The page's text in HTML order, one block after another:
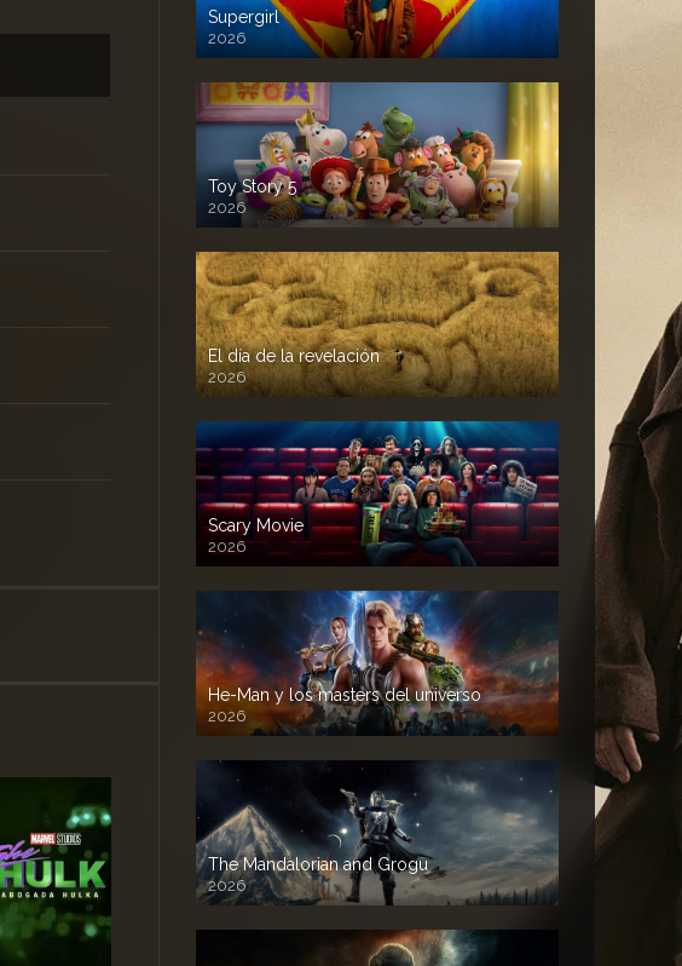
Supergirl
2026
Toy Story 5
2026
El día de la revelación
2026
Scary Movie
2026
He-Man y los masters del universo
2026
The Mandalorian and Grogu
2026